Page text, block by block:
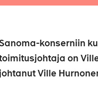
Sanoma-konserniin
on
johtanut Ville